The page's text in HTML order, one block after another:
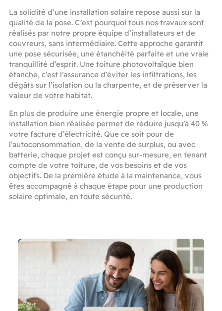
La solidité d’une installation solaire repose aussi sur la
qualité de la pose. C’est pourquoi tous nos travaux sont
réalisés par notre propre équipe d’installateurs et de
couvreurs, sans intermédiaire. Cette approche garantit
une pose sécurisée, une étanchéité parfaite et une vraie
tranquillité d’esprit. Une toiture photovoltaïque bien
étanche, c’est l’assurance d’éviter les infiltrations, les
dégâts sur l’isolation ou la charpente, et de préserver la
valeur de votre habitat.
En plus de produire une énergie propre et locale, une
installation bien réalisée permet de réduire jusqu’à 40 %
votre facture d’électricité. Que ce soit pour de
l’autoconsommation, de la vente de surplus, ou avec
batterie, chaque projet est conçu sur-mesure, en tenant
compte de votre toiture, de vos besoins et de vos
objectifs. De la première étude à la maintenance, vous
êtes accompagné à chaque étape pour une production
solaire optimale, en toute sécurité.